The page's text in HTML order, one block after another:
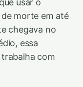
usar o
morte em até
chegava no
essa
com